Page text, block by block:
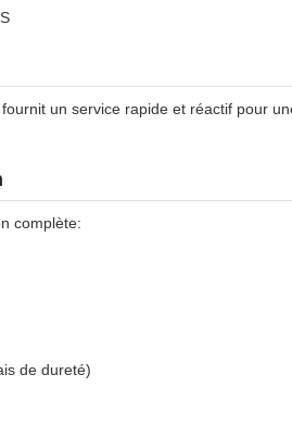
un service rapide et réactif pour
complète:
de dureté)